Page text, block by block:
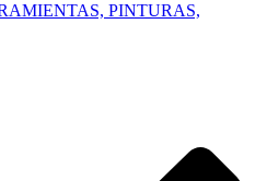
PINTURAS,